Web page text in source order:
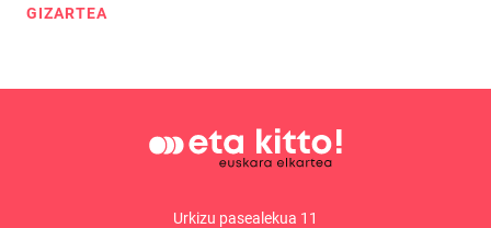
GIZARTEA
Urkizu pasealekua 11